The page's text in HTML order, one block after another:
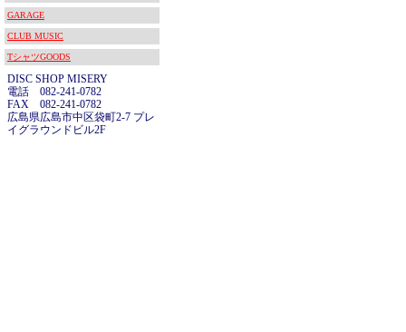
GARAGE
CLUB MUSIC
TシャツGOODS
DISC SHOP MISERY
電話 082-241-0782
FAX 082-241-0782
広島県広島市中区袋町2-7 プレ
イグラウンドビル2F